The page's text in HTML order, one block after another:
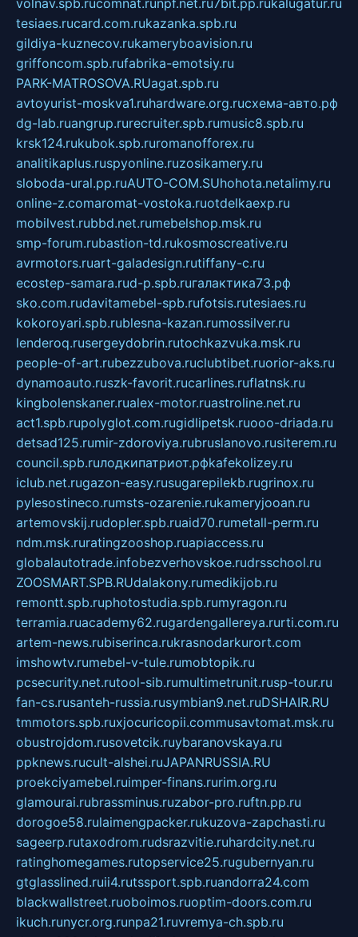
tesiaes.rucard.com.rukazanka.spb.ru
gildiya-kuznecov.rukameryboavision.ru
griffoncom.spb.rufabrika-emotsiy.ru
PARK-MATROSOVA.RUagat.spb.ru
avtoyurist-moskva1.ruhardware.org.ruсхема-авто.рф
dg-lab.ruangrup.rurecruiter.spb.rumusic8.spb.ru
krsk124.rukubok.spb.ruromanofforex.ru
analitikaplus.ruspyonline.ruzosikamery.ru
sloboda-ural.pp.ruAUTO-COM.SUhohota.netalimy.ru
online-z.comaromat-vostoka.ruotdelkaexp.ru
mobilvest.rubbd.net.rumebelshop.msk.ru
smp-forum.rubastion-td.rukosmoscreative.ru
avrmotors.ruart-galadesign.rutiffany-c.ru
ecostep-samara.rud-p.spb.ruгалактика73.рф
sko.com.rudavitamebel-spb.rufotsis.rutesiaes.ru
kokoroyari.spb.rublesna-kazan.rumossilver.ru
lenderoq.rusergeydobrin.rutochkazvuka.msk.ru
people-of-art.rubezzubova.ruclubtibet.ruorior-aks.ru
dynamoauto.ruszk-favorit.rucarlines.ruflatnsk.ru
kingbolenskaner.rualex-motor.ruastroline.net.ru
act1.spb.rupolyglot.com.rugidlipetsk.ruooo-driada.ru
detsad125.rumir-zdoroviya.rubruslanovo.rusiterem.ru
council.spb.ruлодкипатриот.рфkafekolizey.ru
iclub.net.rugazon-easy.rusugarepilekb.rugrinox.ru
pylesostineco.rumsts-ozarenie.rukameryjooan.ru
artemovskij.rudopler.spb.ruaid70.rumetall-perm.ru
ndm.msk.ruratingzooshop.ruapiaccess.ru
globalautotrade.infobezverhovskoe.rudrsschool.ru
ZOOSMART.SPB.RUdalakony.rumedikijob.ru
remontt.spb.ruphotostudia.spb.rumyragon.ru
terramia.ruacademy62.rugardengallereya.rurti.com.ru
artem-news.rubiserinca.rukrasnodarkurort.com
imshowtv.rumebel-v-tule.rumobtopik.ru
pcsecurity.net.rutool-sib.rumultimetrunit.rusp-tour.ru
fan-cs.rusanteh-russia.rusymbian9.net.ruDSHAIR.RU
tmmotors.spb.ruxjocuricopii.commusavtomat.msk.ru
obustrojdom.rusovetcik.ruybaranovskaya.ru
ppknews.rucult-alshei.ruJAPANRUSSIA.RU
proekciyamebel.ruimper-finans.rurim.org.ru
glamourai.rubrassminus.ruzabor-pro.ruftn.pp.ru
dorogoe58.rulaimengpacker.rukuzova-zapchasti.ru
sageerp.rutaxodrom.rudsrazvitie.ruhardcity.net.ru
ratinghomegames.rutopservice25.rugubernyan.ru
gtglasslined.ruii4.rutssport.spb.ruandorra24.com
blackwallstreet.ruoboimos.ruoptim-doors.com.ru
ikuch.runycr.org.runpa21.ruvremya-ch.spb.ru